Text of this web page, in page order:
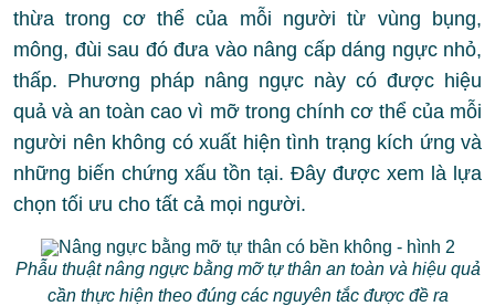
thừa trong cơ thể của mỗi người từ vùng bụng,
mông, đùi sau đó đưa vào nâng cấp dáng ngực nhỏ,
thấp. Phương pháp nâng ngực này có được hiệu
quả và an toàn cao vì mỡ trong chính cơ thể của mỗi
người nên không có xuất hiện tình trạng kích ứng và
những biến chứng xấu tồn tại. Đây được xem là lựa
chọn tối ưu cho tất cả mọi người.
Phẫu thuật nâng ngực bằng mỡ tự thân an toàn và hiệu quả
cần thực hiện theo đúng các nguyên tắc được đề ra